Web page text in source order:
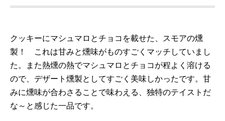
クッキーにマシュマロとチョコを載せた、スモアの燻
製！ これは甘みと燻味がものすごくマッチしていまし
た。また熱燻の熱でマシュマロとチョコが程よく溶ける
ので、デザート燻製としてすごく美味しかったです。甘
みに燻味が合わさることで味わえる、独特のテイストだ
な～と感じた一品です。